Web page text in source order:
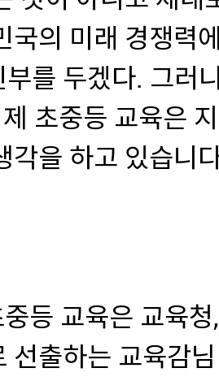
국의 미래 경쟁력
를 두겠다. 그러
초중등 교육은
각을 하고 있습니
등 교육은 교육
선출하는 교육감